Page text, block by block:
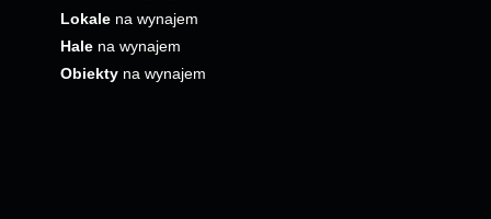
Lokale na wynajem
Hale na wynajem
Obiekty na wynajem